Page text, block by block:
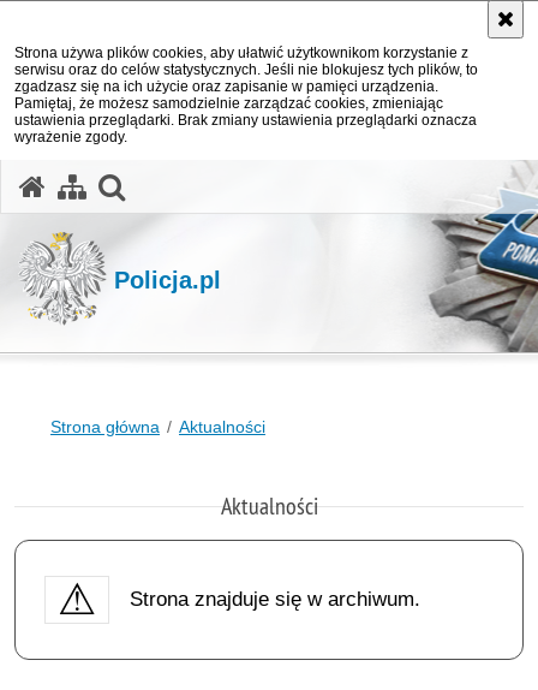
Strona używa plików cookies, aby ułatwić użytkownikom korzystanie z
serwisu oraz do celów statystycznych. Jeśli nie blokujesz tych plików, to
zgadzasz się na ich użycie oraz zapisanie w pamięci urządzenia.
Pamiętaj, że możesz samodzielnie zarządzać cookies, zmieniając
ustawienia przeglądarki. Brak zmiany ustawienia przeglądarki oznacza
wyrażenie zgody.
Policja.pl
Strona główna Aktualności
Aktualności
Strona znajduje się w archiwum.